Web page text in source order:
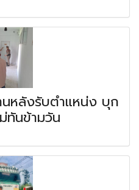
นหลังรับตำแหน่ง บุก
ทันข้ามวัน